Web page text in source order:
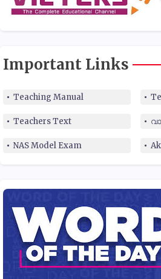
Important Links
Teaching Manual
Teachers Text
NAS Model Exam